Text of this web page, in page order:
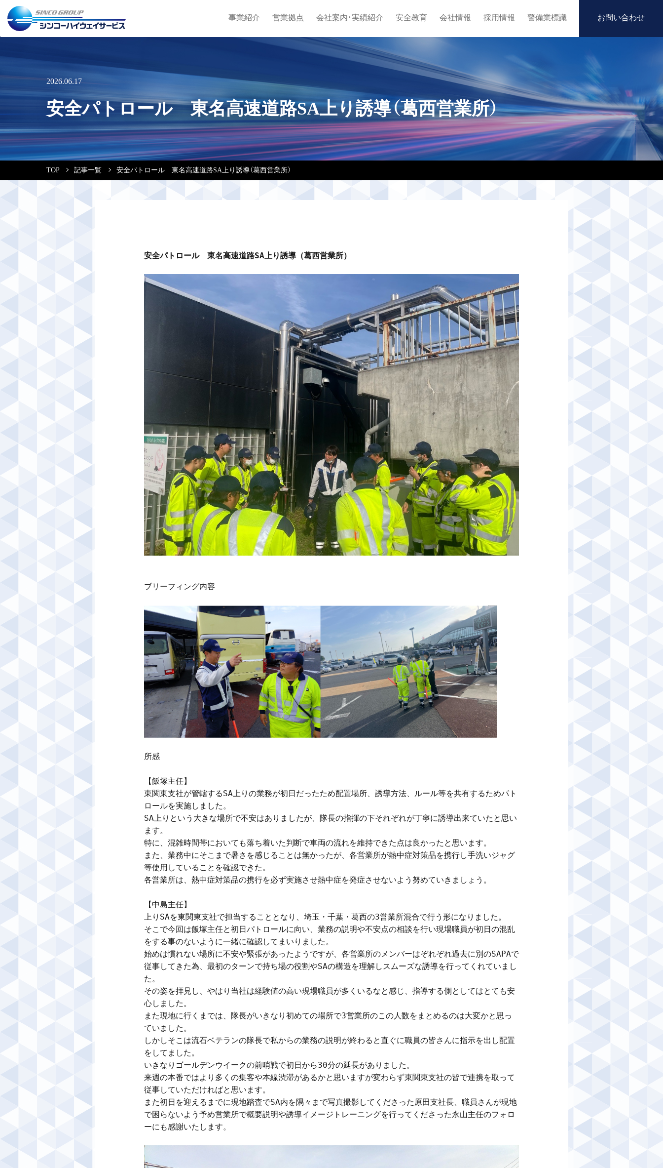
事業紹介 営業拠点 会社案内・実績紹介 安全教育 会社情報 採用情報 警備業標識 お問い合わせ
2026.06.17
安全パトロール 東名高速道路SA上り誘導（葛西営業所）
TOP 記事一覧 安全パトロール 東名高速道路SA上り誘導（葛西営業所）
安全パトロール　東名高速道路SA上り誘導（葛西営業所）
ブリーフィング内容
所感
【飯塚主任】
東関東支社が管轄するSA上りの業務が初日だったため配置場所、誘導方法、ルール等を共有するためパト
ロールを実施しました。
SA上りという大きな場所で不安はありましたが、隊長の指揮の下それぞれが丁寧に誘導出来ていたと思い
ます。
特に、混雑時間帯においても落ち着いた判断で車両の流れを維持できた点は良かったと思います。
また、業務中にそこまで暑さを感じることは無かったが、各営業所が熱中症対策品を携行し手洗いジャグ
等使用していることを確認できた。
各営業所は、熱中症対策品の携行を必ず実施させ熱中症を発症させないよう努めていきましょう。
【中島主任】
上りSAを東関東支社で担当することとなり、埼玉・千葉・葛西の3営業所混合で行う形になりました。
そこで今回は飯塚主任と初日パトロールに向い、業務の説明や不安点の相談を行い現場職員が初日の混乱
をする事のないように一緒に確認してまいりました。
始めは慣れない場所に不安や緊張があったようですが、各営業所のメンバーはぞれぞれ過去に別のSAPAで
従事してきた為、最初のターンで持ち場の役割やSAの構造を理解しスムーズな誘導を行ってくれていまし
た。
その姿を拝見し、やはり当社は経験値の高い現場職員が多くいるなと感じ、指導する側としてはとても安
心しました。
また現地に行くまでは、隊長がいきなり初めての場所で3営業所のこの人数をまとめるのは大変かと思っ
ていました。
しかしそこは流石ベテランの隊長で私からの業務の説明が終わると直ぐに職員の皆さんに指示を出し配置
をしてました。
いきなりゴールデンウイークの前哨戦で初日から30分の延長がありました。
来週の本番ではより多くの集客や本線渋滞があるかと思いますが変わらず東関東支社の皆で連携を取って
従事していただければと思います。
また初日を迎えるまでに現地踏査でSA内を隅々まで写真撮影してくださった原田支社長、職員さんが現地
で困らないよう予め営業所で概要説明や誘導イメージトレーニングを行ってくださった永山主任のフォロ
ーにも感謝いたします。